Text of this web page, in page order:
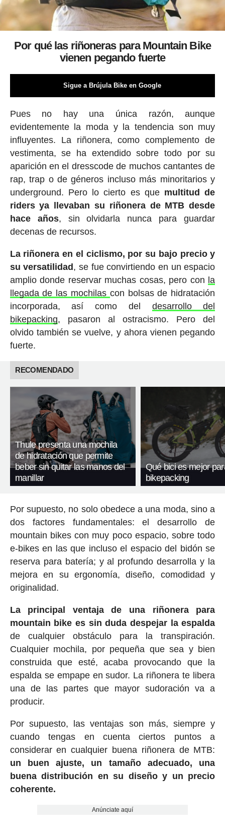
Por qué las riñoneras para Mountain Bike
vienen pegando fuerte
Sigue a Brújula Bike en Google
Pues no hay una única razón, aunque
evidentemente la moda y la tendencia son muy
influyentes. La riñonera, como complemento de
vestimenta, se ha extendido sobre todo por su
aparición en el dresscode de muchos cantantes de
rap, trap o de géneros incluso más minoritarios y
underground. Pero lo cierto es que multitud de
riders ya llevaban su riñonera de MTB desde
hace años, sin olvidarla nunca para guardar
decenas de recursos.
La riñonera en el ciclismo, por su bajo precio y
su versatilidad , se fue convirtiendo en un espacio
amplio donde reservar muchas cosas, pero con la
llegada de las mochilas con bolsas de hidratación
incorporada, así como del desarrollo del
bikepacking, pasaron al ostracismo. Pero del
olvido también se vuelve, y ahora vienen pegando
fuerte.
RECOMENDADO
Thule presenta una mochila
de hidratación que permite
beber sin quitar las manos del
manillar
Qué bici es mejor
bikepacking
Por supuesto, no solo obedece a una moda, sino a
dos factores fundamentales: el desarrollo de
mountain bikes con muy poco espacio, sobre todo
e-bikes en las que incluso el espacio del bidón se
reserva para batería; y al profundo desarrolla y la
mejora en su ergonomía, diseño, comodidad y
originalidad.
La principal ventaja de una riñonera para
mountain bike es sin duda despejar la espalda
de cualquier obstáculo para la transpiración.
Cualquier mochila, por pequeña que sea y bien
construida que esté, acaba provocando que la
espalda se empape en sudor. La riñonera te libera
una de las partes que mayor sudoración va a
producir.
Por supuesto, las ventajas son más, siempre y
cuando tengas en cuenta ciertos puntos a
considerar en cualquier buena riñonera de MTB:
un buen ajuste, un tamaño adecuado, una
buena distribución en su diseño y un precio
coherente.
Anúnciate aquí